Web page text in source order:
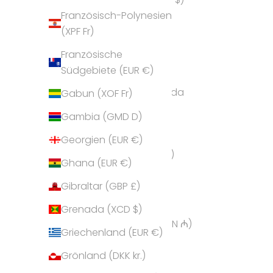
Französisch-Polynesien
(XPF Fr)
Französische
Südgebiete (EUR €)
Gabun (XOF Fr)
Gambia (GMD D)
Georgien (EUR €)
Ghana (EUR €)
Gibraltar (GBP £)
Grenada (XCD $)
Griechenland (EUR €)
Grönland (DKK kr.)
Andorra (EUR €)
Anguilla (XCD $)
Antigua und Barbuda
(XCD $)
Argentinien (EUR €)
Armenien (AMD դր.)
Aruba (AWG ƒ)
Ascension (SHP £)
Aserbaidschan (AZN ₼)
Australien (AUD $)